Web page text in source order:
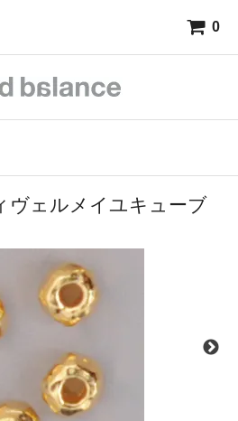
0
ヴェルメイユキューブ